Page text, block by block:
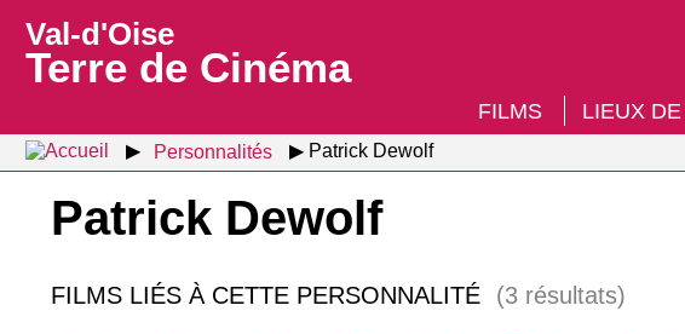
Val-d'Oise
Terre de Cinéma
FILMS LIEUX
Personnalités Patrick Dewolf
Patrick Dewolf
FILMS LIÉS À CETTE PERSONNALITÉ (3 résultats)